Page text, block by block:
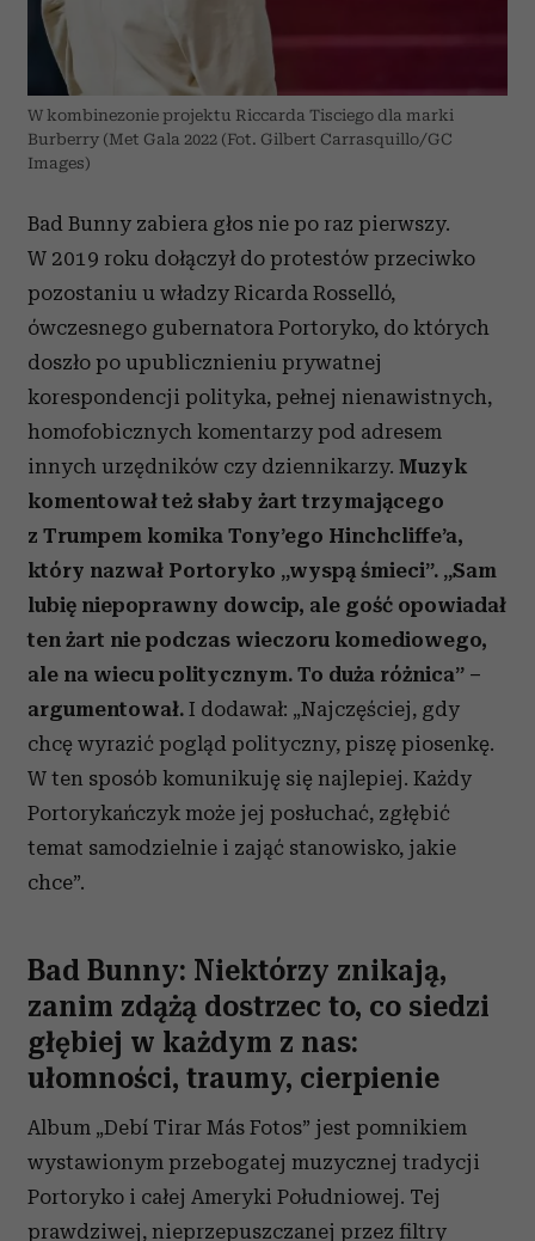
W kombinezonie projektu Riccarda Tisciego dla marki
Burberry (Met Gala 2022 (Fot. Gilbert Carrasquillo/GC
Images)
Bad Bunny zabiera głos nie po raz pierwszy.
W 2019 roku dołączył do protestów przeciwko
pozostaniu u władzy Ricarda Rosselló,
ówczesnego gubernatora Portoryko, do których
doszło po upublicznieniu prywatnej
korespondencji polityka, pełnej nienawistnych,
homofobicznych komentarzy pod adresem
innych urzędników czy dziennikarzy. Muzyk
komentował też słaby żart trzymającego
z Trumpem komika Tony’ego Hinchcliffe’a,
który nazwał Portoryko „wyspą śmieci”. „Sam
lubię niepoprawny dowcip, ale gość opowiadał
ten żart nie podczas wieczoru komediowego,
ale na wiecu politycznym. To duża różnica” –
argumentował. I dodawał: „Najczęściej, gdy
chcę wyrazić pogląd polityczny, piszę piosenkę.
W ten sposób komunikuję się najlepiej. Każdy
Portorykańczyk może jej posłuchać, zgłębić
temat samodzielnie i zająć stanowisko, jakie
chce”.
Bad Bunny: Niektórzy znikają,
zanim zdążą dostrzec to, co siedzi
głębiej w każdym z nas:
ułomności, traumy, cierpienie
Album „Debí Tirar Más Fotos” jest pomnikiem
wystawionym przebogatej muzycznej tradycji
Portoryko i całej Ameryki Południowej. Tej
prawdziwej, nieprzepuszczanej przez filtry